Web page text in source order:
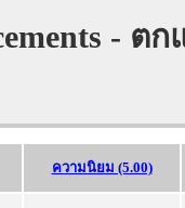
- ต
ความนิยม (5.00)